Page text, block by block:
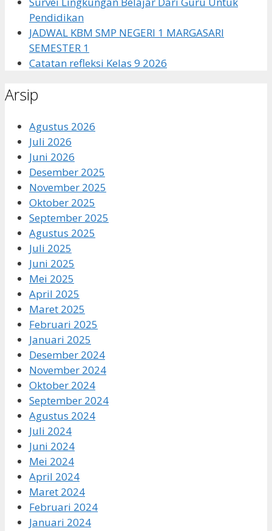
Pendidikan
JADWAL KBM SMP NEGERI 1 MARGASARI
SEMESTER 1
Catatan refleksi Kelas 9 2026
Arsip
Agustus 2026
Juli 2026
Juni 2026
Desember 2025
November 2025
Oktober 2025
September 2025
Agustus 2025
Juli 2025
Juni 2025
Mei 2025
April 2025
Maret 2025
Februari 2025
Januari 2025
Desember 2024
November 2024
Oktober 2024
September 2024
Agustus 2024
Juli 2024
Juni 2024
Mei 2024
April 2024
Maret 2024
Februari 2024
Januari 2024